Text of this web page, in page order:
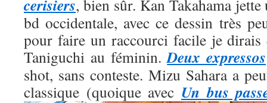
cerisiers, bien sûr. Kan Takahama
bd occidentale, avec ce dessin très
pour faire un raccourci facile je dirais
Taniguchi au féminin.Deux expressos
shot, sans conteste. Mizu Sahara a
classique (quoique avec Un bus